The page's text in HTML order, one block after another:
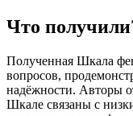
Что
Полученная Шкала
вопросов,
надёжности. Авторы
Шкале связаны с